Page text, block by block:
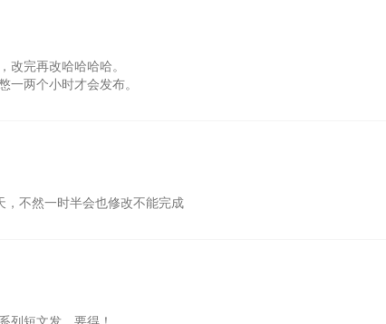
改完再改哈哈哈哈。
一两个小时才会发布。
不然一时半会也修改不能完成